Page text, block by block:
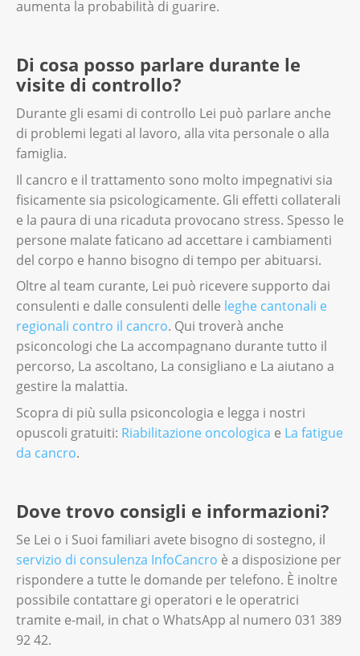
ma i linfonodi colpiti non rientrano nelle
metastasi di un organo.
un ano artificiale a livello dell’addome.
chiama colostomia. Per ulteriori informazioni
suileostomia e colostomia
La scelta del trattamento dipende dallo
stadio della malattia. Dipende anche dalle
dimensioni e dalla posizione del cancro. Si
tiene conto anche della Sua età e del Suo
stato di salute generale.
Il medico Le indicherà le terapie più adatte
alla Sua situazione. Ne discuta insieme e non
esiti a chiedere chiarimenti in caso di dubbi.
aumenta la probabilità di guarire.
Di cosa posso parlare durante le
visite di controllo?
Durante gli esami di controllo Lei può parlare anche
di problemi legati al lavoro, alla vita personale o alla
famiglia.
Il cancro e il trattamento sono molto impegnativi sia
fisicamente sia psicologicamente. Gli effetti collaterali
e la paura di una ricaduta provocano stress. Spesso le
persone malate faticano ad accettare i cambiamenti
del corpo e hanno bisogno di tempo per abituarsi.
Oltre al team curante, Lei può ricevere supporto dai
consulenti e dalle consulenti delle leghe cantonali e
regionali contro il cancro. Qui troverà anche
psiconcologi che La accompagnano durante tutto il
percorso, La ascoltano, La consigliano e La aiutano a
gestire la malattia.
Scopra di più sulla psiconcologia e legga i nostri
opuscoli gratuiti: Riabilitazione oncologica e La fatigue
da cancro.
Dove trovo consigli e informazioni?
Se Lei o i Suoi familiari avete bisogno di sostegno, il
servizio di consulenza InfoCancro è a disposizione per
rispondere a tutte le domande per telefono. È inoltre
possibile contattare gi operatori e le operatrici
tramite e-mail, in chat o WhatsApp al numero 031 389
92 42.